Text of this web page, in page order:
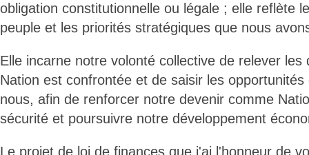
obligation constitutionnelle ou légale ; elle reflète
peuple et les priorités stratégiques que nous
Elle incarne notre volonté collective de relever les
Nation est confrontée et de saisir les
nous, afin de renforcer notre devenir comme
sécurité et poursuivre notre développement
Le projet de loi de finances que j'ai l'honneur de